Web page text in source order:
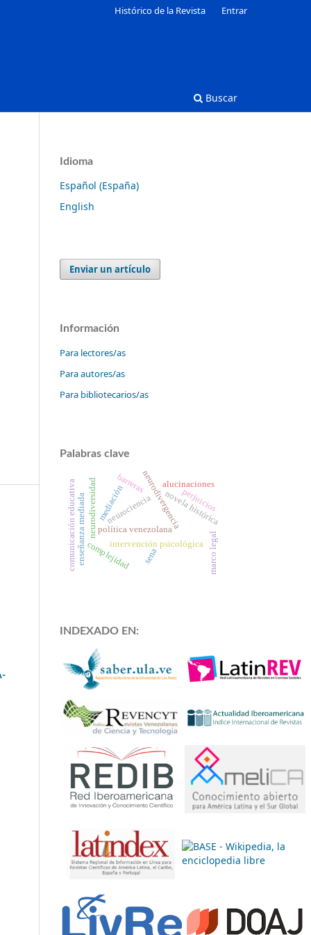
Buscar
Histórico de la Revista Entrar
Idioma
Español (España)
English
Enviar un artículo
Información
Para lectores/as
Para autores/as
Para bibliotecarios/as
Palabras clave
intervención psicológica
política venezolana
neurodivergencia
neurodiversidad neurociencia
mediación novela histórica
complejidad sena
enseñanza mediada
alucinaciones
comunicación educativa marco legal
barreras
perjuicios
INDEXADO EN: